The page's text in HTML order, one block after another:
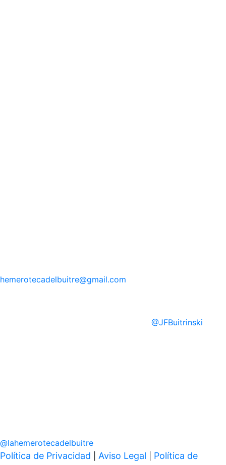
hemerotecadelbuitre@gmail.com
@JFBuitrinski
@lahemerotecadelbuitre
Política de Privacidad Aviso Legal
Política de